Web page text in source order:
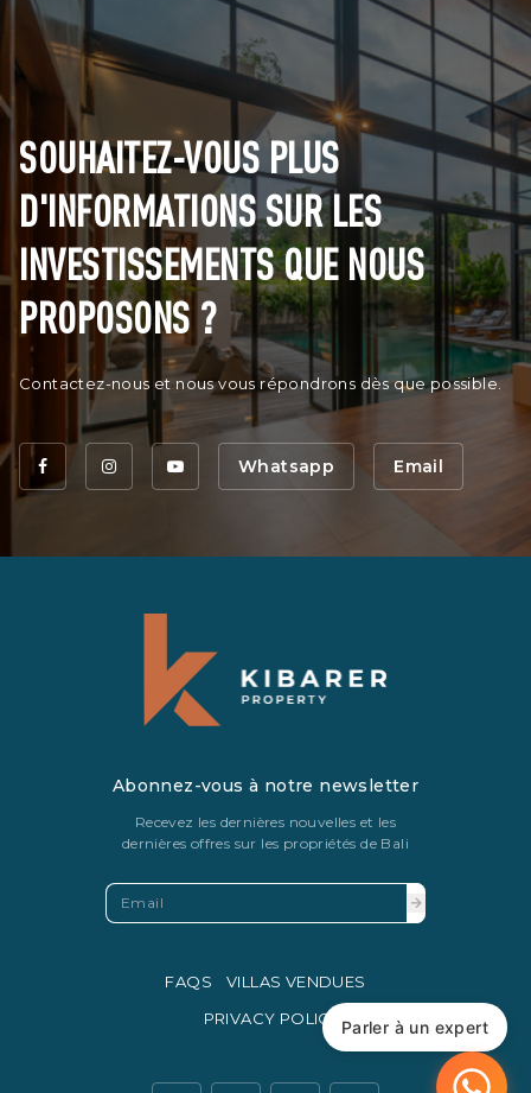
SOUHAITEZ-VOUS PLUS
D'INFORMATIONS SUR LES
INVESTISSEMENTS QUE NOUS
PROPOSONS ?
Contactez-nous et nous vous répondrons dès que possible.
Whatsapp Email
Abonnez-vous à notre newsletter
Recevez les dernières nouvelles et les
dernières offres sur les propriétés de Bali
FAQS
VILLAS VENDUES
PRIVACY POLICY Parler à un expert